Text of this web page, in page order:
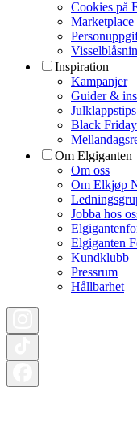
Cookies på
Marketplace
Inspiration
Kampanjer
Guider &
Black
Om Elgiganten
Om oss
Om Elkjøp
Jobba hos
Elgiganten
Kundklubb
Pressrum
Hållbarhet